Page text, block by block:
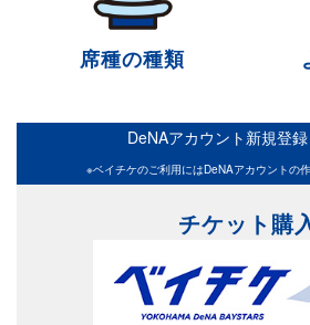
席種の種類
DeNAアカウント新規登録
※ベイチケのご利用にはDeNAアカウントの
チケット購